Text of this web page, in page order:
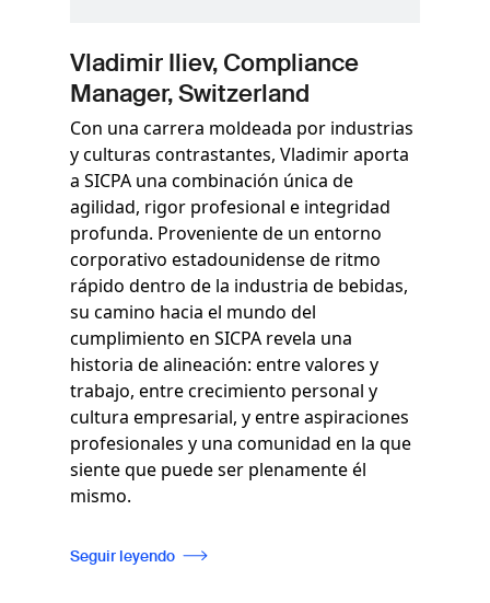
Vladimir Iliev, Compliance
Manager, Switzerland
Con una carrera moldeada por industrias
y culturas contrastantes, Vladimir aporta
a SICPA una combinación única de
agilidad, rigor profesional e integridad
profunda. Proveniente de un entorno
corporativo estadounidense de ritmo
rápido dentro de la industria de bebidas,
su camino hacia el mundo del
cumplimiento en SICPA revela una
historia de alineación: entre valores y
trabajo, entre crecimiento personal y
cultura empresarial, y entre aspiraciones
profesionales y una comunidad en la que
siente que puede ser plenamente él
mismo.
Seguir leyendo